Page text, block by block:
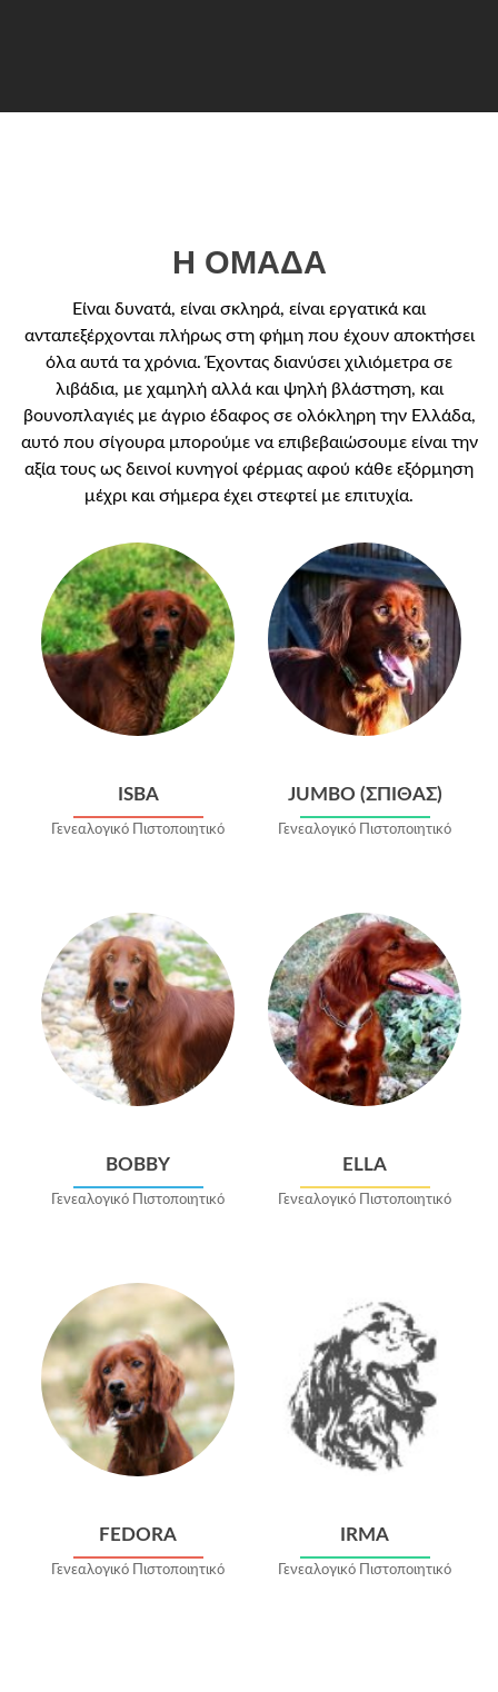
Η ΟΜΆΔΑ
Είναι δυνατά, είναι σκληρά, είναι εργατικά και
ανταπεξέρχονται πλήρως στη φήμη που έχουν αποκτήσει
όλα αυτά τα χρόνια. Έχοντας διανύσει χιλιόμετρα σε
λιβάδια, με χαμηλή αλλά και ψηλή βλάστηση, και
βουνοπλαγιές με άγριο έδαφος σε ολόκληρη την Ελλάδα,
αυτό που σίγουρα μπορούμε να επιβεβαιώσουμε είναι την
αξία τους ως δεινοί κυνηγοί φέρμας αφού κάθε εξόρμηση
μέχρι και σήμερα έχει στεφτεί με επιτυχία.
ISBA
Γενεαλογικό Πιστοποιητικό
JUMBO (ΣΠΙΘΑΣ)
Γενεαλογικό Πιστοποιητικό
BOBBY
Γενεαλογικό Πιστοποιητικό
ELLA
Γενεαλογικό Πιστοποιητικό
FEDORA
Γενεαλογικό Πιστοποιητικό
IRMA
Γενεαλογικό Πιστοποιητικό